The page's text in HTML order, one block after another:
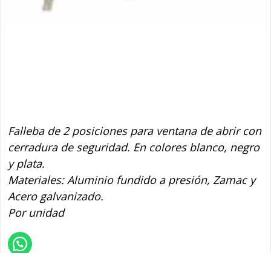
Falleba de 2 posiciones para ventana de abrir con
cerradura de seguridad. En colores blanco, negro
y plata.
Materiales: Aluminio fundido a presión, Zamac y
Acero galvanizado.
Por unidad